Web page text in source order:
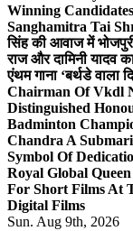
Winning
Sanghamitra Tai
सिंह की आवाज में
राज और दामिनी यादव
एंथम गाना ‘बर्थडे वाला
Chairman Of Vkdl
Distinguished
Badminton
Chandra A
Symbol Of
Royal Global Queen
For Short Films At
Digital Films
Sun. Aug 9th, 2026